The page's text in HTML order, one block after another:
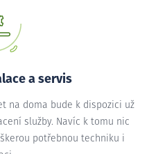
a servis
na doma bude k dispozici už
služby. Navíc k tomu nic
potřebnou techniku i